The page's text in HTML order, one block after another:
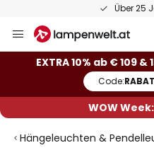
Über 25
Inhalt
springen
EXTRA 10% ab € 109 &
Code:
WOW Week:
Hängeleuchten &